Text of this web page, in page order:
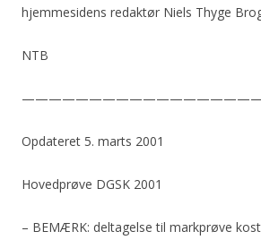
hjemmesidens redaktør Niels Thyge
NTB
Opdateret 5. marts 2001
Hovedprøve DGSK 2001
– BEMÆRK: deltagelse til markprøve